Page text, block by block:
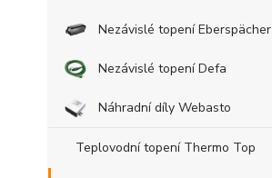
Nezávislé topení Eberspächer
Nezávislé topení Defa
Náhradní díly Webasto
Teplovodní topení Thermo Top